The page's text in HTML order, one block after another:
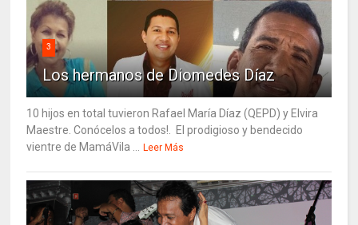
3
Los hermanos de Diomedes Díaz
10 hijos en total tuvieron Rafael María Díaz (QEPD) y Elvira
Maestre. Conócelos a todos!. El prodigioso y bendecido
vientre de MamáVila ...
Leer Más